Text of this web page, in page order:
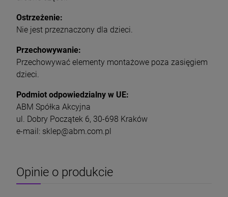
Ostrzeżenie:
Nie jest przeznaczony dla dzieci.
Przechowywanie:
Przechowywać elementy montażowe poza zasięgiem
dzieci.
Podmiot odpowiedzialny w UE:
ABM Spółka Akcyjna
ul. Dobry Początek 6, 30-698 Kraków
e-mail: sklep@abm.com.pl
Opinie o produkcie